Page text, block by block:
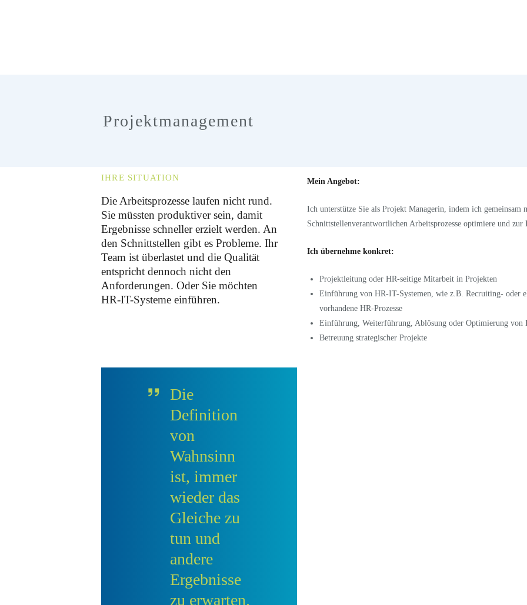
Projektmanagement
IHRE SITUATION
Die Arbeitsprozesse laufen nicht rund.
Sie müssten produktiver sein, damit
Ergebnisse schneller erzielt werden. An
den Schnittstellen gibt es Probleme. Ihr
Team ist überlastet und die Qualität
entspricht dennoch nicht den
Anforderungen. Oder Sie möchten
HR-IT-Systeme einführen.
Mein Angebot:
Ich unterstütze Sie als Projekt Managerin, indem ich gemeinsam
Schnittstellenverantwortlichen Arbeitsprozesse optimiere und
Ich übernehme konkret:
Projektleitung oder HR-seitige Mitarbeit in Projekten
Einführung von HR-IT-Systemen, wie z.B. Recruiting- oder
vorhandene HR-Prozesse
Einführung, Weiterführung, Ablösung oder Optimierung von
Betreuung strategischer Projekte
Die
Definition
von
Wahnsinn
ist, immer
wieder das
Gleiche zu
tun und
andere
Ergebnisse
zu erwarten.